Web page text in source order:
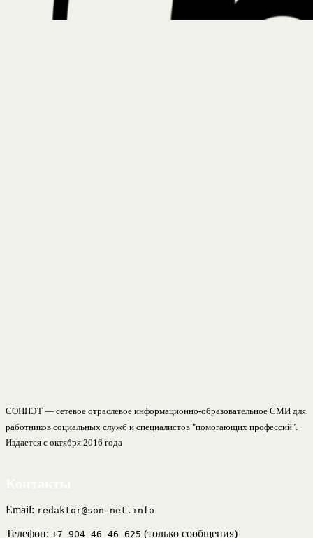
СОННЭТ — сетевое отраслевое информационно-образовательное СМИ для
работников социальных служб и специалистов "помогающих профессий".
Издается с октября 2016 года
Email: redaktor@son-net.info
Телефон: +7 904 46 46 625 (только сообщения)